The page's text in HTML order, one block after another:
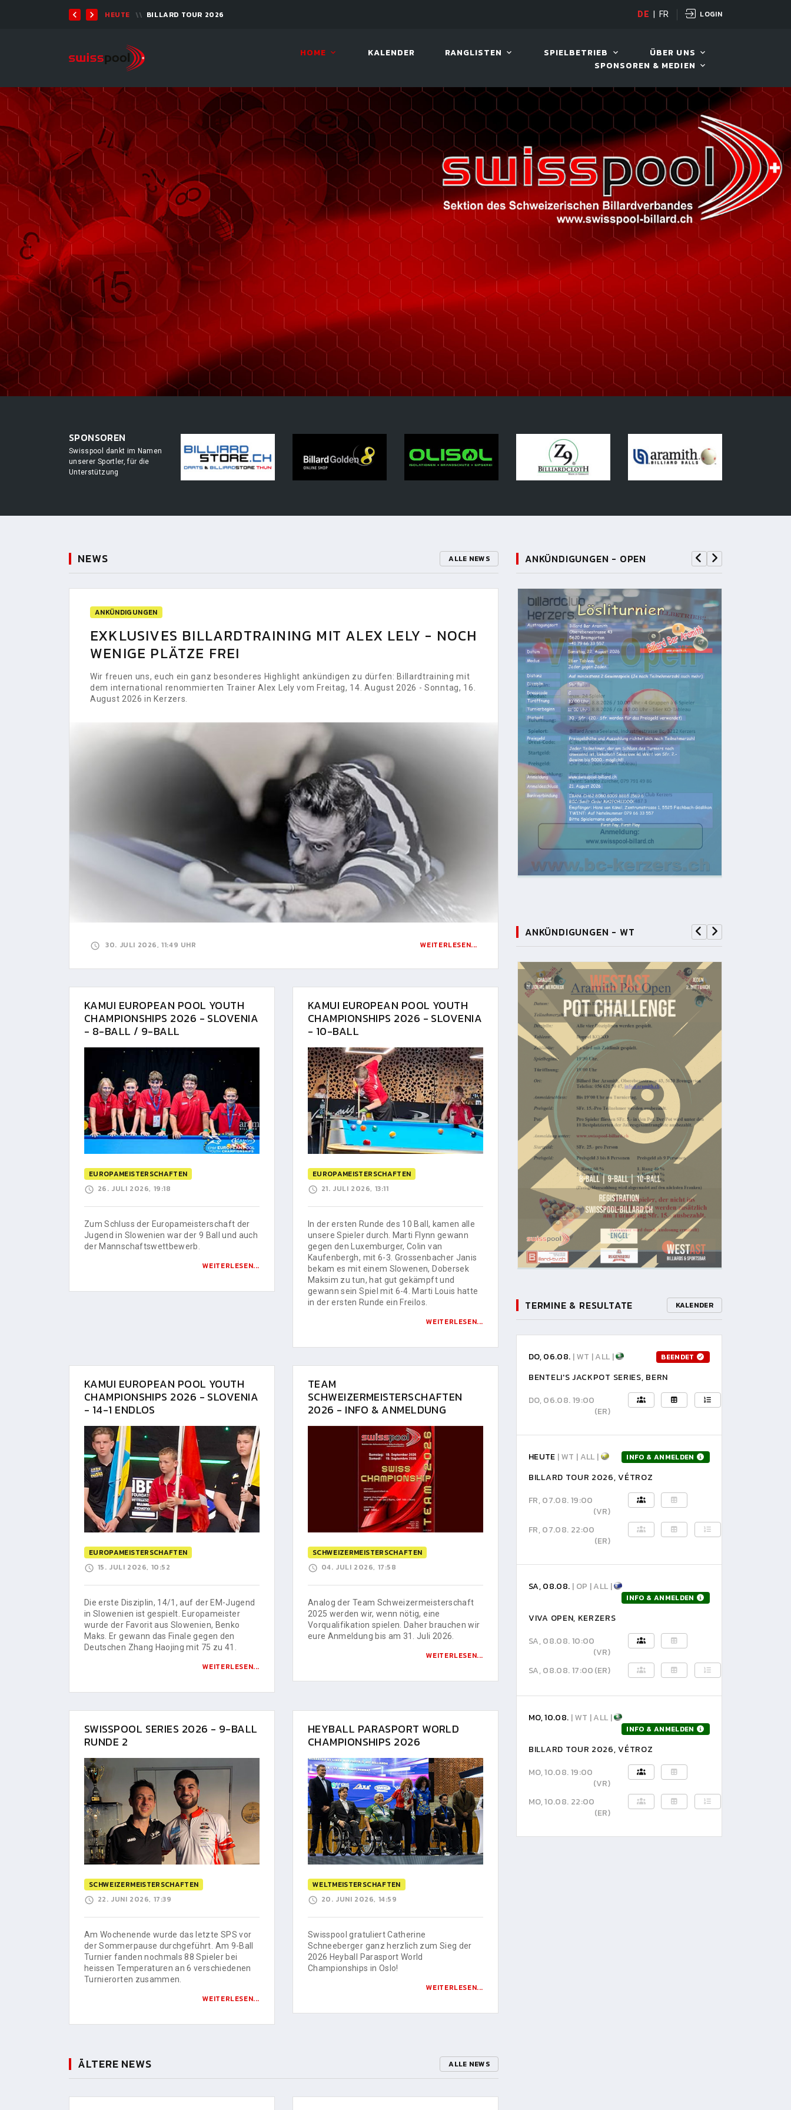
2026 - 9-BALL HEUTE BILLARD TOUR 2026 10. AUG. 2026, 19:00
DE FR LOGIN
HOME KALENDER RANGLISTEN SPIELBETRIEB
ÜBER UNS
SPONSOREN & MEDIEN
SPONSOREN
Swisspool dankt im Namen
unserer Sportler, für die
Unterstützung
NEWS ALLE NEWS
ANKÜNDIGUNGEN
EXKLUSIVES BILLARDTRAINING MIT ALEX LELY - NOCH
WENIGE PLÄTZE FREI
Wir freuen uns, euch ein ganz besonderes Highlight ankündigen zu dürfen: Billardtraining mit
dem international renommierten Trainer Alex Lely vom Freitag, 14. August 2026 - Sonntag, 16.
August 2026 in Kerzers.
30. JULI 2026, 11:49 UHR WEITERLESEN...
KAMUI EUROPEAN POOL YOUTH
CHAMPIONSHIPS 2026 - SLOVENIA
- 8-BALL / 9-BALL
EUROPAMEISTERSCHAFTEN
26. JULI 2026, 19:18
Zum Schluss der Europameisterschaft der
Jugend in Slowenien war der 9 Ball und auch
der Mannschaftswettbewerb.
WEITERLESEN...
KAMUI EUROPEAN POOL YOUTH
CHAMPIONSHIPS 2026 - SLOVENIA
- 10-BALL
EUROPAMEISTERSCHAFTEN
21. JULI 2026, 13:11
In der ersten Runde des 10 Ball, kamen alle
unsere Spieler durch. Marti Flynn gewann
gegen den Luxemburger, Colin van
Kaufenbergh, mit 6-3. Grossenbacher Janis
bekam es mit einem Slowenen, Dobersek
Maksim zu tun, hat gut gekämpft und
gewann sein Spiel mit 6-4. Marti Louis hatte
in der ersten Runde ein Freilos.
WEITERLESEN...
KAMUI EUROPEAN POOL YOUTH
CHAMPIONSHIPS 2026 - SLOVENIA
- 14-1 ENDLOS
EUROPAMEISTERSCHAFTEN
15. JULI 2026, 10:52
Die erste Disziplin, 14/1, auf der EM-Jugend
in Slowenien ist gespielt. Europameister
wurde der Favorit aus Slowenien, Benko
Maks. Er gewann das Finale gegen den
Deutschen Zhang Haojing mit 75 zu 41.
WEITERLESEN...
TEAM
SCHWEIZERMEISTERSCHAFTEN
2026 - INFO & ANMELDUNG
SCHWEIZERMEISTERSCHAFTEN
04. JULI 2026, 17:58
Analog der Team Schweizermeisterschaft
2025 werden wir, wenn nötig, eine
Vorqualifikation spielen. Daher brauchen wir
eure Anmeldung bis am 31. Juli 2026.
WEITERLESEN...
SWISSPOOL SERIES 2026 - 9-BALL
RUNDE 2
SCHWEIZERMEISTERSCHAFTEN
22. JUNI 2026, 17:39
Am Wochenende wurde das letzte SPS vor
der Sommerpause durchgeführt. Am 9-Ball
Turnier fanden nochmals 88 Spieler bei
heissen Temperaturen an 6 verschiedenen
Turnierorten zusammen.
WEITERLESEN...
HEYBALL PARASPORT WORLD
CHAMPIONSHIPS 2026
WELTMEISTERSCHAFTEN
20. JUNI 2026, 14:59
Swisspool gratuliert Catherine
Schneeberger ganz herzlich zum Sieg der
2026 Heyball Parasport World
Championships in Oslo!
WEITERLESEN...
ÄLTERE NEWS ALLE NEWS
ANKÜNDIGUNGEN - OPEN
ANKÜNDIGUNGEN - WT
TERMINE & RESULTATE KALENDER
DO, 06.08. | WT | ALL | BEENDET
BENTELI'S JACKPOT SERIES, BERN
DO, 06.08. 19:00
(ER)
HEUTE | WT | ALL | INFO & ANMELDEN
BILLARD TOUR 2026, VÉTROZ
FR, 07.08. 19:00
(VR)
FR, 07.08. 22:00
(ER)
SA, 08.08. | OP | ALL |
INFO & ANMELDEN
VIVA OPEN, KERZERS
SA, 08.08. 10:00
(VR)
SA, 08.08. 17:00(ER)
MO, 10.08. | WT | ALL |
INFO & ANMELDEN
BILLARD TOUR 2026, VÉTROZ
MO, 10.08. 19:00
(VR)
MO, 10.08. 22:00
(ER)